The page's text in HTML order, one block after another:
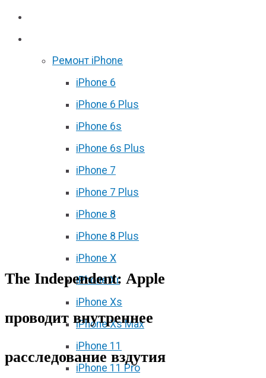
Ремонт iPhone
iPhone 6
iPhone 6 Plus
iPhone 6s
iPhone 6s Plus
iPhone 7
iPhone 7 Plus
iPhone 8
iPhone 8 Plus
iPhone X
iPhone Xr
iPhone Xs
iPhone Xs Max
iPhone 11
iPhone 11 Pro
The Independent: Apple
проводит внутреннее
расследование вздутия